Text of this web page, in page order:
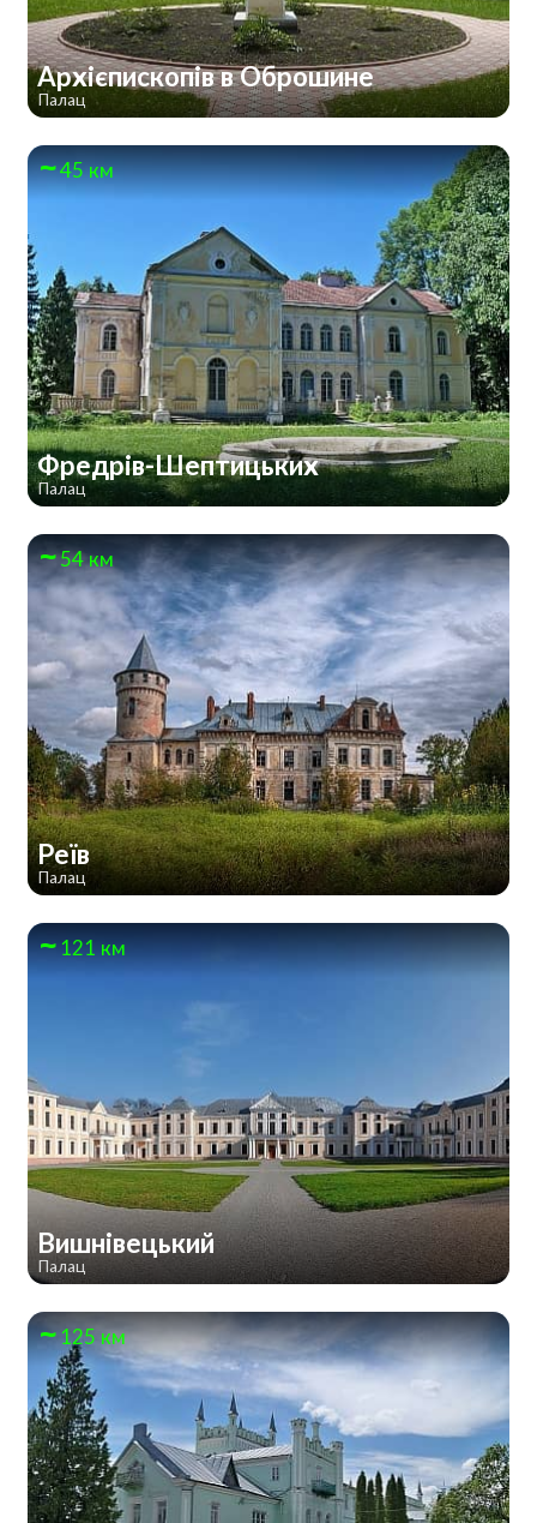
Архієпископів в Оброшине
Палац
45 км
Фредрів-Шептицьких
Палац
54 км
Реїв
Палац
121 км
Вишнівецький
Палац
125 км